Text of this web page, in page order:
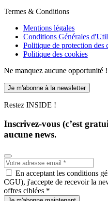
Termes & Conditions
Mentions légales
Conditions Générales
Politique de protection des
Politique des cookies
Ne manquez aucune opportunité !
Je m'abonne à la newsletter
Restez INSIDE !
Inscrivez-vous (c’est
aucune news.
En acceptant les conditions
CGU), j'accepte de recevoir la
offres ciblées *